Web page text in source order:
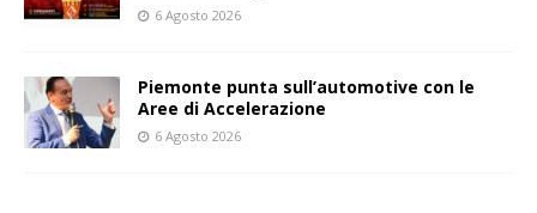
6 Agosto 2026
Piemonte punta sull’automotive con le
Aree di Accelerazione
6 Agosto 2026